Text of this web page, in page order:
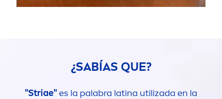
¿SABÍAS QUE?
"Striae"es la palabra latina utilizada en la